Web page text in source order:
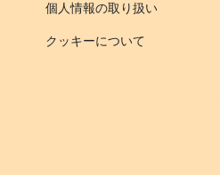
個人情報の取り扱い
クッキーについて